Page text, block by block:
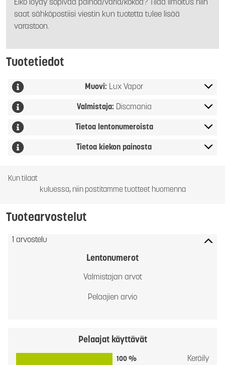
Eikö löydy sopivaa painoa/väriä/kokoa? Tilaa ilmoitus niin
saat sähköpostiisi viestin kun tuotetta tulee lisää
varastoon.
Tuotetiedot
Muovi: Lux Vapor
Valmistaja: Discmania
Tietoa lentonumeroista
Tietoa kiekon painosta
Kun tilaat
kuluessa, niin postitamme tuotteet huomenna
Tuotearvostelut
1 arvostelu
Lentonumerot
Valmistajan arvot
Pelaajien arvio
Pelaajat käyttävät
100 % Keräily